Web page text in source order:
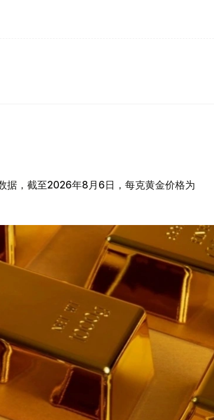
据，截至2026年8月6日，每克黄金价格为